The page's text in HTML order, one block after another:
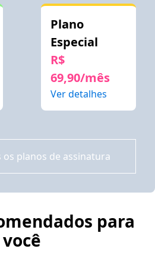
Plano
Especial
R$
69,90/mês
Ver detalhes
os planos de assinatura
para
você